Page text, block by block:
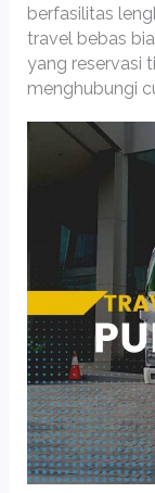
berfasilitas
travel bebas
yang reservasi
menghubungi